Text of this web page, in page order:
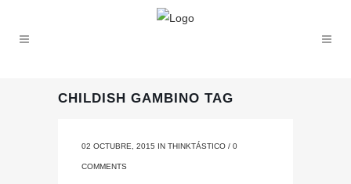
CHILDISH GAMBINO TAG
02 OCTUBRE, 2015 IN THINKTÁSTICO / 0
COMMENTS